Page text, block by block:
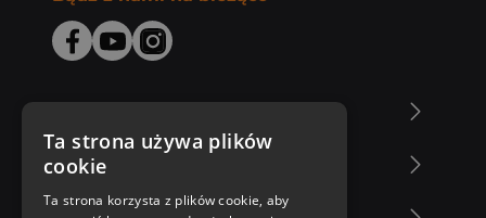
Zakupy u nas
Ta strona używa plików
cookie
Ta strona korzysta z plików cookie, aby